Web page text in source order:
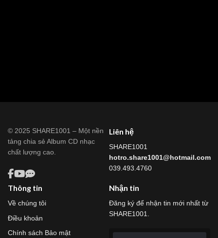
© 2025 SHARE1001 – Một nền
tảng chia sẻ Album CD nhạc
chất lượng cao.
Liên hệ
SHARE1001
hotro.share1001@hotmail.com
039.493.4760
Thông tin
Về chúng tôi
Điều khoản
Chính sách Bảo mật
Nhận tin
Đăng ký để nhận tin mới nhất từ
SHARE1001.